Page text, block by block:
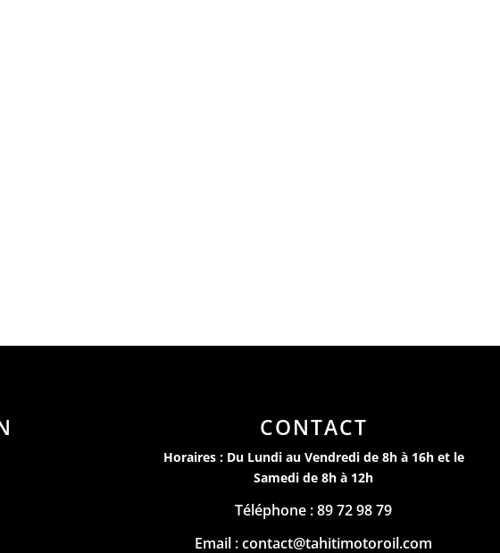
CONTACT
Horaires : Du Lundi au Vendredi de 8h à 16h et le
Samedi de 8h à 12h
Téléphone : 89 72 98 79
Email : contact@tahitimotoroil.com